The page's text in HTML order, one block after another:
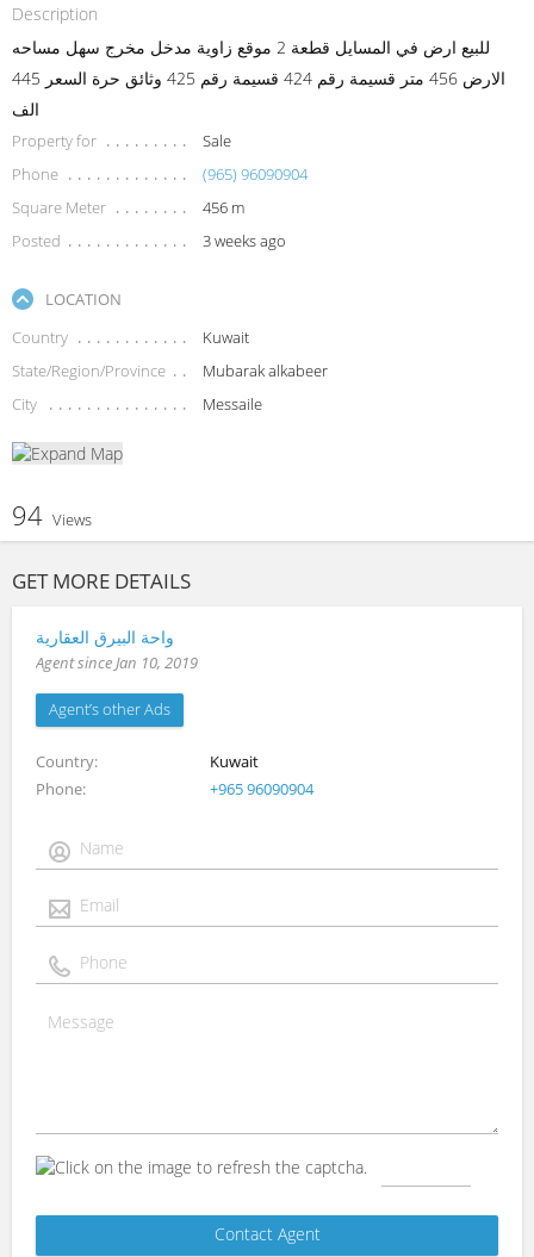
Description
للبيع ارض في المسايل قطعة 2 موقع زاوية مدخل مخرج سهل مساحه
الارض 456 متر قسيمة رقم 424 قسيمة رقم 425 وثائق حرة السعر 445
الف
Property for
Sale
Phone
(965) 96090904
Square Meter
456 m
Posted
3 weeks ago
LOCATION
Country
Kuwait
State/Region/Province
Mubarak alkabeer
City
Messaile
94 Views
GET MORE DETAILS
واحة البيرق العقارية
Agent since Jan 10, 2019
Agent’s other Ads
Country
Kuwait
Phone
+965 96090904